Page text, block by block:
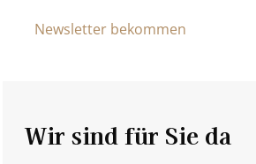
Newsletter bekommen
Wir sind für Sie da